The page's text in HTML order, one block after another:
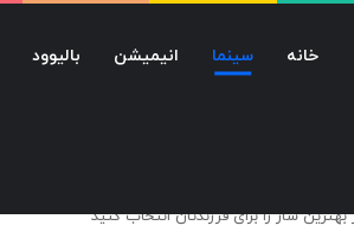
خانه سینما انیمیشن بالیوود